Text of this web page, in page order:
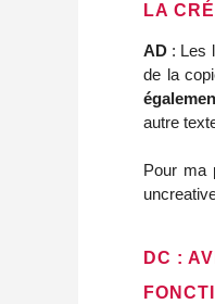
LA
AD : Les
de la
autre
Pour ma
DC :